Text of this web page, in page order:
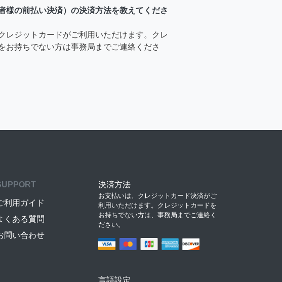
様の前払い決済）の決済方法を教えてくださ
レジットカードがご利用いただけます。クレ
お持ちでない方は事務局までご連絡くださ
利用ガイド
くある質問
問い合わせ
決済方法
お支払いは、クレジットカード決済がご
利用いただけます。クレジットカードを
お持ちでない方は、事務局までご連絡く
ださい。
言語設定